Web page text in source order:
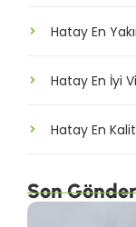
Hatay En
Hatay En İyi
Hatay En
Son